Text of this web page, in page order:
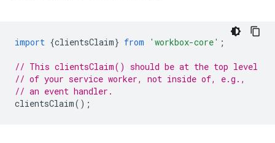
import {clientsClaim} from 'workbox-core' ;
// This clientsClaim() should be at the top level
// of your service worker, not inside of, e.g.,
// an event handler.
clientsClaim();